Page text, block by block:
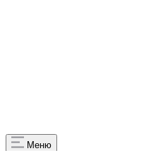
Меню